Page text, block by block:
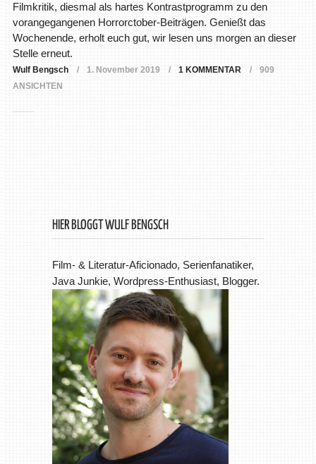
Filmkritik, diesmal als hartes Kontrastprogramm zu den
vorangegangenen Horrorctober-Beiträgen. Genießt das
Wochenende, erholt euch gut, wir lesen uns morgen an dieser
Stelle erneut.
Wulf Bengsch 1. November 2019 1 KOMMENTAR
909
ANSICHTEN
HIER BLOGGT WULF BENGSCH
Film- & Literatur-Aficionado, Serienfanatiker,
Java Junkie, Wordpress-Enthusiast, Blogger.